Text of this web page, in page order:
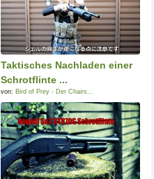
Taktisches Nachladen einer
Schrotflinte ...
von: Bird of Prey - Der Chairs...